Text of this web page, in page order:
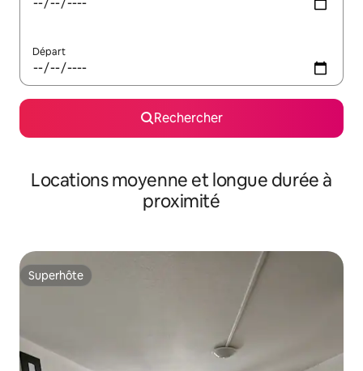
Départ
Rechercher
Locations moyenne et longue durée à
proximité
Superhôte
Superhôte